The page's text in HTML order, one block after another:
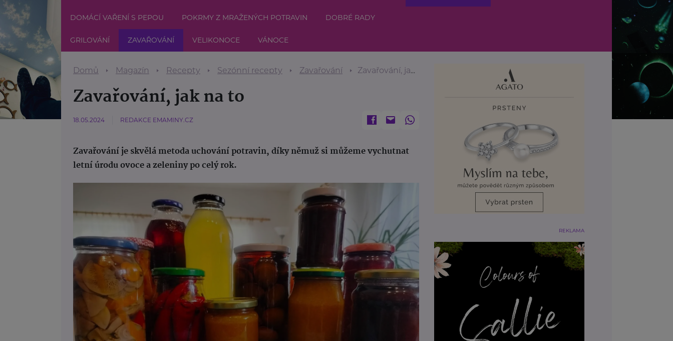
DOMÁCÍ VAŘENÍ S PEPOU POKRMY Z MRAŽENÝCH POTRAVIN DOBRÉ RADY
GRILOVÁNÍ ZAVAŘOVÁNÍ VELIKONOCE VÁNOCE
Domů Magazín Recepty Sezónní recepty Zavařování Zavařování, jak na to
Zavařování, jak na to
18.05.2024 REDAKCE EMAMINY.CZ
Zavařování je skvělá metoda uchování potravin, díky němuž si můžeme vychutnat
letní úrodu ovoce a zeleniny po celý rok.
REKLAMA